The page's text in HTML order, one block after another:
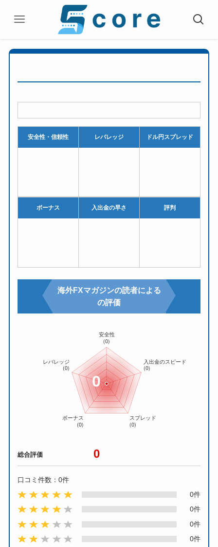
安全性・信頼性 レバレッジ ドル円スプレッド
ボーナス 入出金の早さ 評判
海外FXマガジンの読者による
の評価
0
総合評価 0
口コミ件数：0件
0件
0件
0件
0件